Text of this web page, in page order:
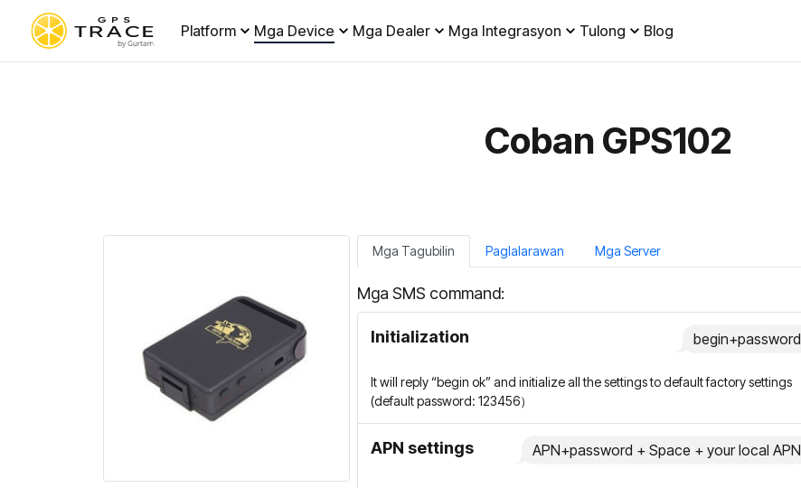
Platform Mga Device Mga Dealer Mga Integrasyon Tulong Blog
Coban GPS102
Mga Tagubilin Paglalarawan Mga Server
Mga SMS command:
Initialization begin+password
It will reply “begin ok” and initialize all the settings to default factory settings
(default password: 123456）
APN settings APN+password + Space + your local APN